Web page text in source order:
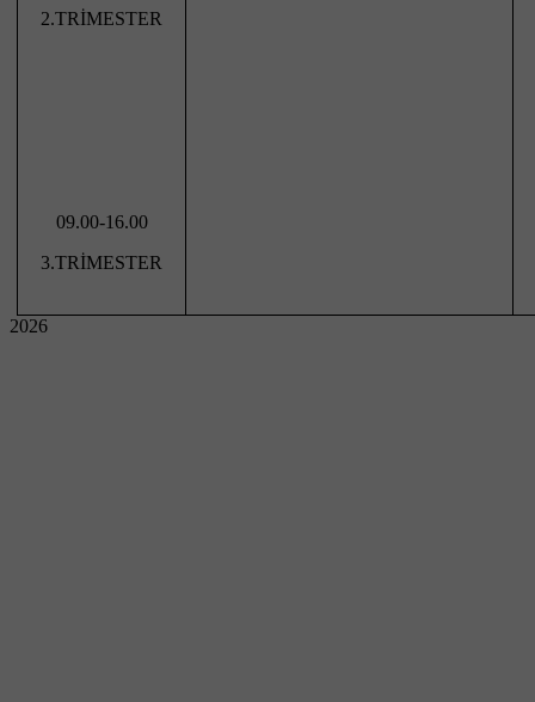
2.TRİMESTER
09.00-16.00
3.TRİMESTER
2026